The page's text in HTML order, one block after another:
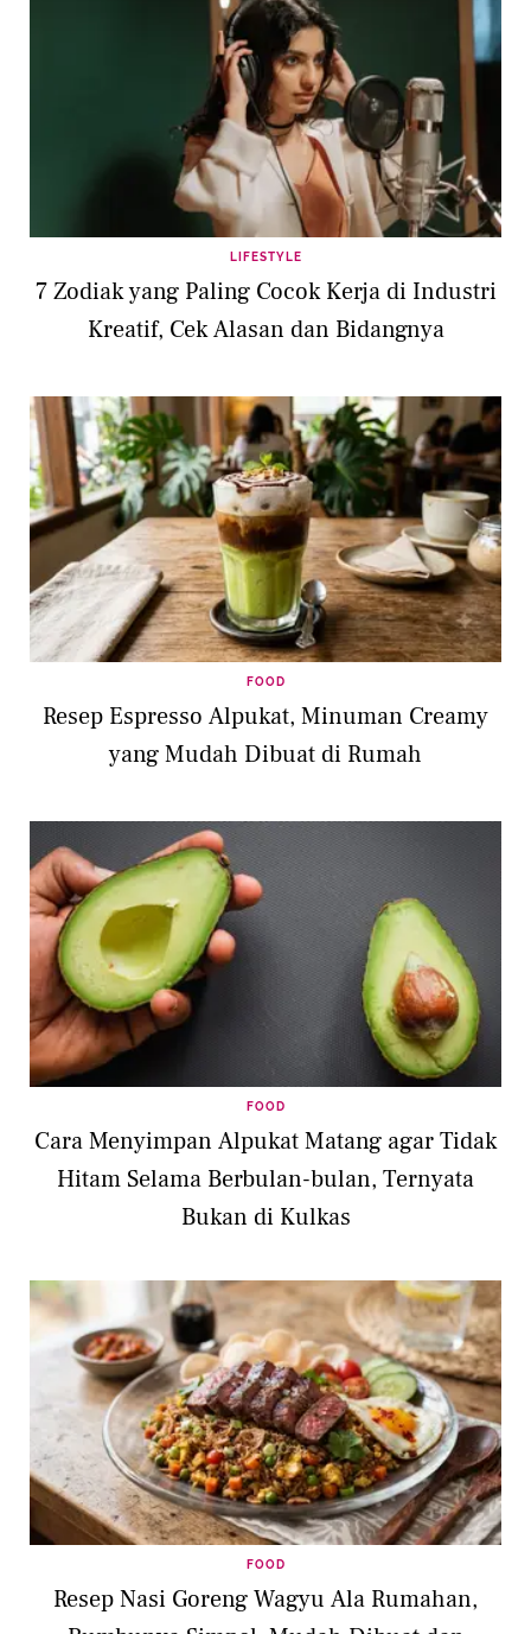
LIFESTYLE
7 Zodiak yang Paling Cocok Kerja di Industri
Kreatif, Cek Alasan dan Bidangnya
FOOD
Resep Espresso Alpukat, Minuman Creamy
yang Mudah Dibuat di Rumah
FOOD
Cara Menyimpan Alpukat Matang agar Tidak
Hitam Selama Berbulan-bulan, Ternyata
Bukan di Kulkas
FOOD
Resep Nasi Goreng Wagyu Ala Rumahan,